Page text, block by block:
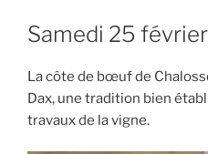
Samedi 25
La côte de bœuf de
Dax, une tradition bien
travaux de la vigne.